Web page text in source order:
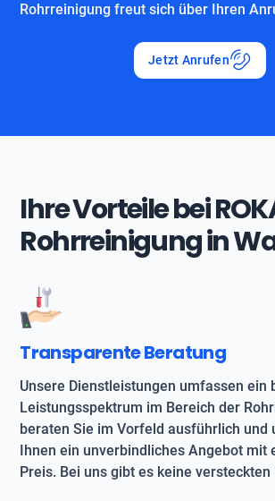
Rohrreinigung freut sich über Ihren
Jetzt Anrufen
Ihre Vorteile bei
Rohrreinigung in
Transparente Beratung
Unsere Dienstleistungen umfassen ein
Leistungsspektrum im Bereich der
beraten Sie im Vorfeld ausführlich und
Ihnen ein unverbindliches Angebot mit
Preis. Bei uns gibt es keine